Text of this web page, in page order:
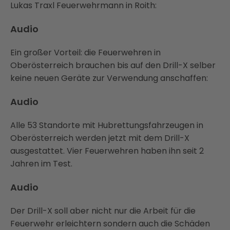
Lukas Traxl Feuerwehrmann in Roith:
Audio
Ein großer Vorteil: die Feuerwehren in
Oberösterreich brauchen bis auf den Drill-X selber
keine neuen Geräte zur Verwendung anschaffen:
Audio
Alle 53 Standorte mit Hubrettungsfahrzeugen in
Oberösterreich werden jetzt mit dem Drill-X
ausgestattet. Vier Feuerwehren haben ihn seit 2
Jahren im Test.
Audio
Der Drill-X soll aber nicht nur die Arbeit für die
Feuerwehr erleichtern sondern auch die Schäden